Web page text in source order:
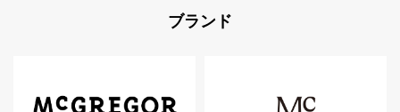
ブランド